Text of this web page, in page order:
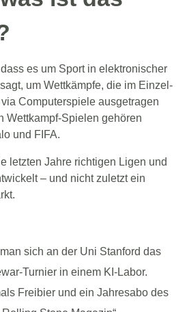
es um Sport in elektronischer
um Wettkämpfe, die im Einzel-
Computerspiele ausgetragen
Wettkampf-Spielen gehören
und FIFA.
letzten Jahre richtigen Ligen und
– und nicht zuletzt ein
sich an der Uni Stanford das
Turnier in einem KI-Labor.
Freibier und ein Jahresabo des